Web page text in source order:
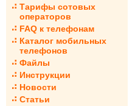
Тарифы сотовых
операторов
FAQ к телефонам
Каталог мобильных
телефонов
Файлы
Инструкции
Новости
Статьи